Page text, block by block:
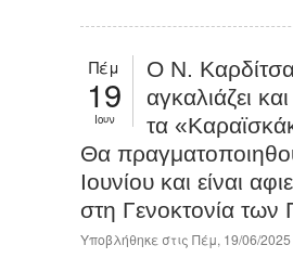
Πέμ
19
Ιουν
Ο Ν.
αγκαλιάζει και
τα
Θα
Ιουνίου και είναι
στη Γενοκτονία των
Υποβλήθηκε στις Πέμ, 19/06/2025